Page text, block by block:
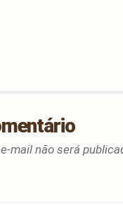
mail não será